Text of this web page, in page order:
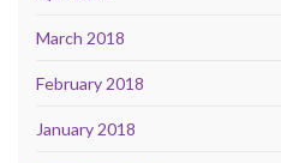
March 2018
February 2018
January 2018